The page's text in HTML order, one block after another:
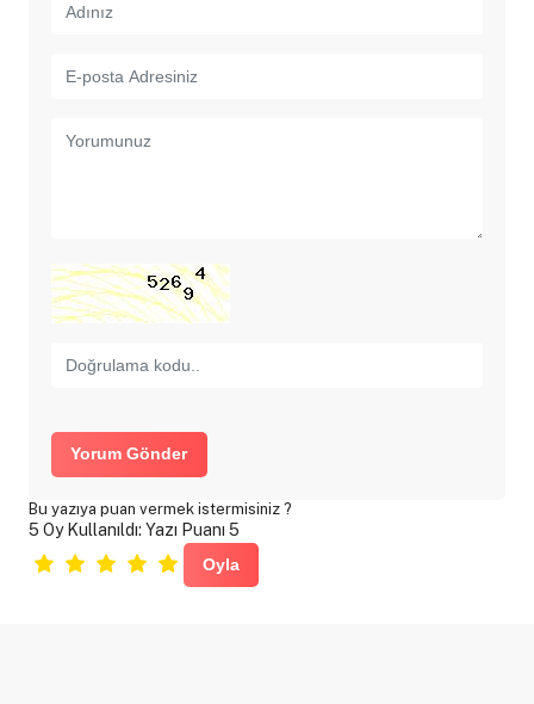
Yorum Gönder
Bu yazıya puan vermek istermisiniz ?
5 Oy Kullanıldı: Yazı Puanı 5